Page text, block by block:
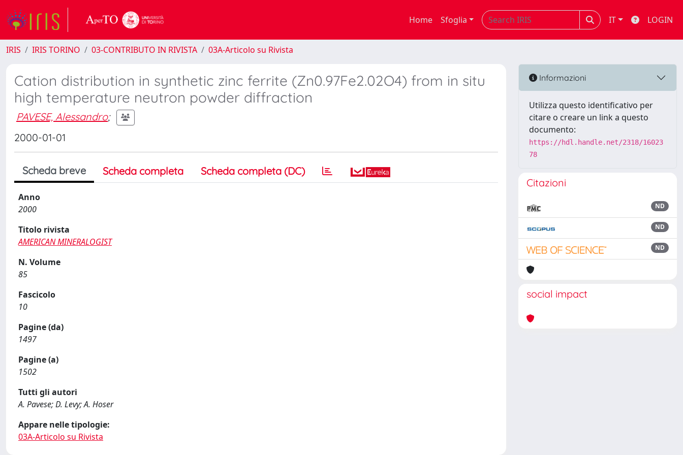
Home Sfoglia IT LOGIN
IRIS IRIS TORINO 03-CONTRIBUTO IN RIVISTA 03A-Articolo su Rivista
Cation distribution in synthetic zinc ferrite (Zn0.97Fe2.02O4) from in situ
high temperature neutron powder diffraction
PAVESE, Alessandro;
2000-01-01
Scheda breve Scheda completa Scheda completa (DC)
Anno
2000
Titolo rivista
AMERICAN MINERALOGIST
N. Volume
85
Fascicolo
10
Pagine (da)
1497
Pagine (a)
1502
Tutti gli autori
A. Pavese; D. Levy; A. Hoser
Appare nelle tipologie:
03A-Articolo su Rivista
Informazioni
Utilizza questo identificativo per
citare o creare un link a questo
documento:
https://hdl.handle.net/2318/16023
78
Citazioni
ND
ND
ND
social impact